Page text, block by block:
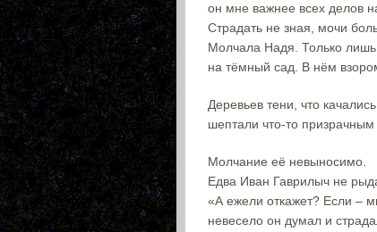
он мне важнее всех делов
Страдать не зная, мочи
Молчала Надя. Только лишь
на тёмный сад. В нём
Деревьев тени, что качались
шептали что-то призрачным
Молчание её невыносимо.
Едва Иван Гаврилыч не
«А ежели откажет? Если –
невесело он думал и